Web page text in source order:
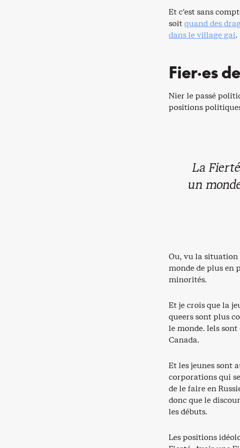
Et c’est sans
soitquand des
dans le village gai.
Fier·es
Nier le passé
positions
La
un
Ou, vu la situation
monde de plus en
minorités.
Et je crois que la
queers sont plus
le monde. Iels
Canada.
Et les jeunes sont
corporations qui
de le faire en
donc que le
les débuts.
Les positions